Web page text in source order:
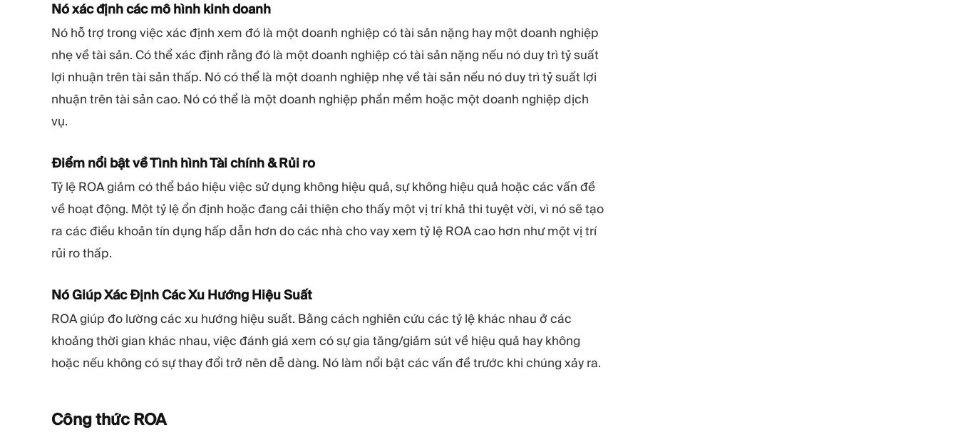
Nó xác định các mô hình kinh doanh
Nó hỗ trợ trong việc xác định xem đó là một doanh nghiệp có tài sản nặng hay một doanh nghiệp
nhẹ về tài sản. Có thể xác định rằng đó là một doanh nghiệp có tài sản nặng nếu nó duy trì tỷ suất
lợi nhuận trên tài sản thấp. Nó có thể là một doanh nghiệp nhẹ về tài sản nếu nó duy trì tỷ suất lợi
nhuận trên tài sản cao. Nó có thể là một doanh nghiệp phần mềm hoặc một doanh nghiệp dịch
vụ.
Điểm nổi bật về Tình hình Tài chính & Rủi ro
Tỷ lệ ROA giảm có thể báo hiệu việc sử dụng không hiệu quả, sự không hiệu quả hoặc các vấn đề
về hoạt động. Một tỷ lệ ổn định hoặc đang cải thiện cho thấy một vị trí khả thi tuyệt vời, vì nó sẽ tạo
ra các điều khoản tín dụng hấp dẫn hơn do các nhà cho vay xem tỷ lệ ROA cao hơn như một vị trí
rủi ro thấp.
Nó Giúp Xác Định Các Xu Hướng Hiệu Suất
ROA giúp đo lường các xu hướng hiệu suất. Bằng cách nghiên cứu các tỷ lệ khác nhau ở các
khoảng thời gian khác nhau, việc đánh giá xem có sự gia tăng/giảm sút về hiệu quả hay không
hoặc nếu không có sự thay đổi trở nên dễ dàng. Nó làm nổi bật các vấn đề trước khi chúng xảy ra.
Công thức ROA